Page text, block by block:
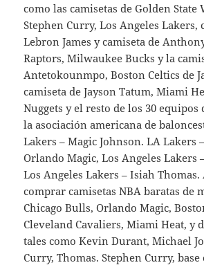
como las camisetas de Golden State
Stephen Curry, Los Angeles Lakers,
Lebron James y camiseta de
Raptors, Milwaukee Bucks y la
Antetokounmpo, Boston Celtics de
camiseta de Jayson Tatum, Miami
Nuggets y el resto de los 30 equipos
la asociación americana de
Lakers – Magic Johnson. LA Lakers
Orlando Magic, Los Angeles Lakers
Los Angeles Lakers – Isiah
comprar camisetas NBA baratas de
Chicago Bulls, Orlando Magic,
Cleveland Cavaliers, Miami Heat, y
tales como Kevin Durant, Michael
Curry, Thomas. Stephen Curry, base